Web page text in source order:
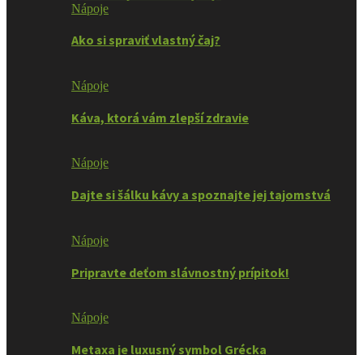
Nápoje
Ako si spraviť vlastný čaj?
Nápoje
Káva, ktorá vám zlepší zdravie
Nápoje
Dajte si šálku kávy a spoznajte jej tajomstvá
Nápoje
Pripravte deťom slávnostný prípitok!
Nápoje
Metaxa je luxusný symbol Grécka